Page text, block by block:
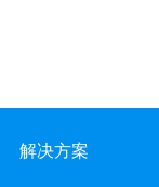
解决方案